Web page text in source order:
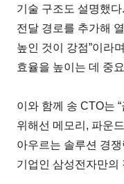
기술 구조도 설명했
전달 경로를 추가해
높인 것이 강점”이라
효율을 높이는 데 중
이와 함께 송 CTO는
위해선 메모리, 파운
아우르는 솔루션 경쟁
기업인 삼성전자만의